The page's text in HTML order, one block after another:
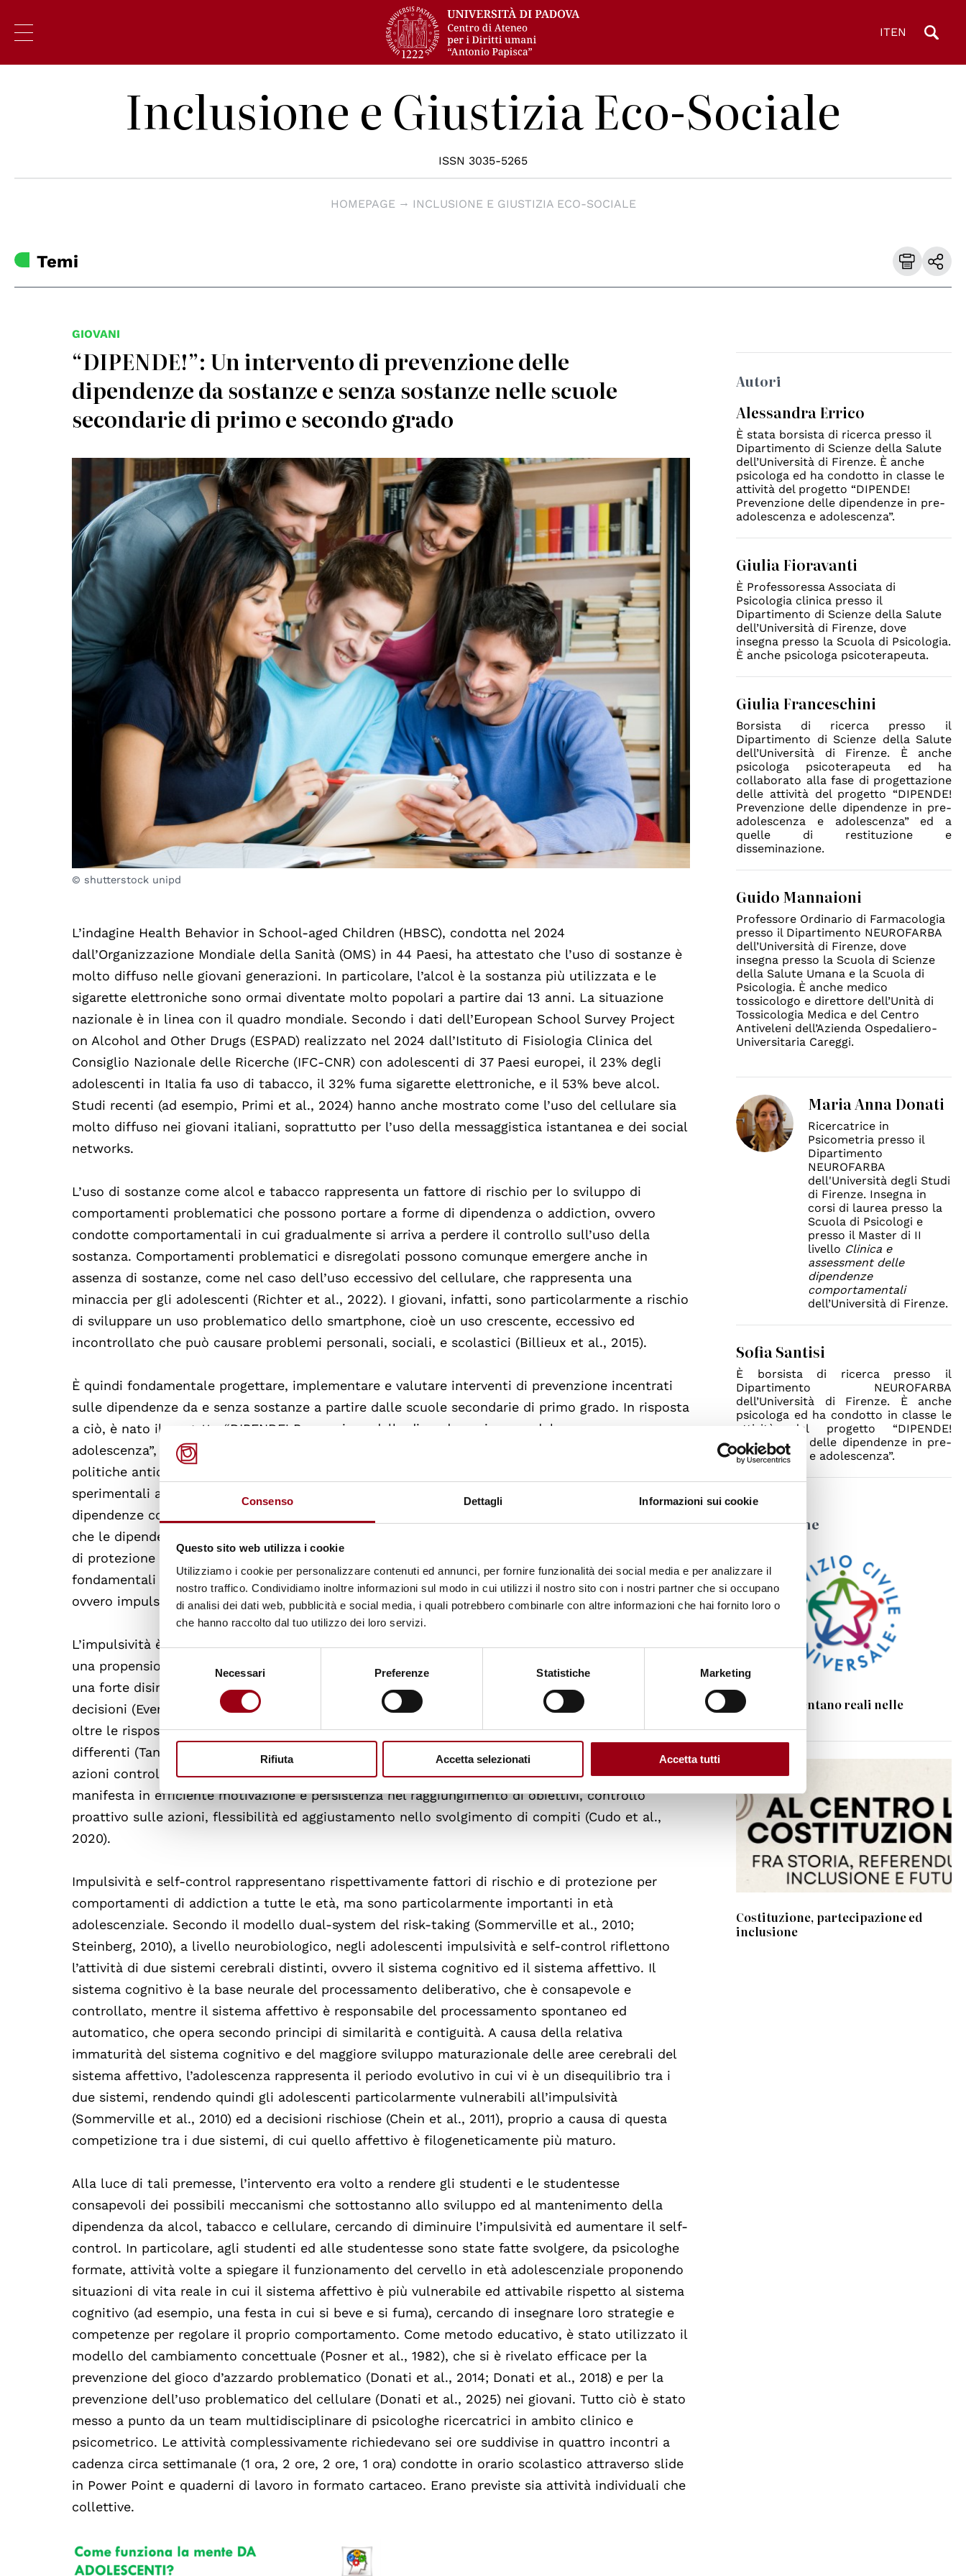
Consenso Dettagli Informazioni sui cookie
Questo sito web utilizza i cookie
Utilizziamo i cookie per personalizzare contenuti ed annunci, per fornire funzionalità dei social media e per analizzare il
nostro traffico. Condividiamo inoltre informazioni sul modo in cui utilizzi il nostro sito con i nostri partner che si occupano
di analisi dei dati web, pubblicità e social media, i quali potrebbero combinarle con altre informazioni che hai fornito loro o
che hanno raccolto dal tuo utilizzo dei loro servizi.
del
consenso
Necessari Preferenze Statistiche Marketing
Rifiuta Accetta selezionati Accetta tutti
ITEN
Inclusione e Giustizia Eco-Sociale
ISSN 3035-5265
HOMEPAGE INCLUSIONE E GIUSTIZIA ECO-SOCIALE
Temi
GIOVANI
“DIPENDE!”: Un intervento di prevenzione delle
dipendenze da sostanze e senza sostanze nelle scuole
secondarie di primo e secondo grado
© shutterstock unipd
L’indagine Health Behavior in School-aged Children (‎HBSC)‎, condotta nel 2024
dall’Organizzazione Mondiale della Sanità (OMS) in 44 Paesi, ha attestato che l’uso di sostanze è
molto diffuso nelle giovani generazioni. In particolare, l’alcol è la sostanza più utilizzata e le
sigarette elettroniche sono ormai diventate molto popolari a partire dai 13 anni. La situazione
nazionale è in linea con il quadro mondiale. Secondo i dati dell’European School Survey Project
on Alcohol and Other Drugs (ESPAD) realizzato nel 2024 dall’Istituto di Fisiologia Clinica del
Consiglio Nazionale delle Ricerche (IFC-CNR) con adolescenti di 37 Paesi europei, il 23% degli
adolescenti in Italia fa uso di tabacco, il 32% fuma sigarette elettroniche, e il 53% beve alcol.
Studi recenti (ad esempio, Primi et al., 2024) hanno anche mostrato come l’uso del cellulare sia
molto diffuso nei giovani italiani, soprattutto per l’uso della messaggistica istantanea e dei social
networks.
L’uso di sostanze come alcol e tabacco rappresenta un fattore di rischio per lo sviluppo di
comportamenti problematici che possono portare a forme di dipendenza o addiction, ovvero
condotte comportamentali in cui gradualmente si arriva a perdere il controllo sull’uso della
sostanza. Comportamenti problematici e disregolati possono comunque emergere anche in
assenza di sostanze, come nel caso dell’uso eccessivo del cellulare, che rappresenta una
minaccia per gli adolescenti (Richter et al., 2022). I giovani, infatti, sono particolarmente a rischio
di sviluppare un uso problematico dello smartphone, cioè un uso crescente, eccessivo ed
incontrollato che può causare problemi personali, sociali, e scolastici (Billieux et al., 2015).
È quindi fondamentale progettare, implementare e valutare interventi di prevenzione incentrati
sulle dipendenze da e senza sostanze a partire dalle scuole secondarie di primo grado. In risposta
a ciò, è nato il progetto “DIPENDE! Prevenzione delle dipendenze in pre-adolescenza e
adolescenza”, che nel 2023 è risultato vincitore dell’Avviso pubblico del Dipartimento per le
politiche antidroga della Presidenza del Consiglio dei Ministri per la selezione di progetti
sperimentali a valenza e impatto nazionale in materia di prevenzione e contrasto delle
dipendenze comportamentali e da sostanze nelle nuove generazioni. Partendo dal presupposto
che le dipendenze, sia da sostanze che non, sono caratterizzate da una serie di fattori di rischio e
di protezione comuni (Alavi et al., 2012), l’obiettivo di “DIPENDE!” era agire su due aspetti
fondamentali implicati nello sviluppo di comportamenti di addiction in età adolescenziale,
ovvero impulsività e self-control. Che cosa si intende per impulsività e self-control?
L’impulsività è un costrutto psicologico ampio che riflette vari comportamenti e processi, come
una propensione all’orientamento al presente, una diminuita capacità di ritardare le gratificazioni,
una forte disinibizione comportamentale, ed una deficitaria pianificazione e gestione delle
decisioni (Evenden, 1999). Per self-control si intende, invece, la capacità di modificare o andare
oltre le risposte istintive ed impulsive, astenendosi dal metterle in atto e riformulandole in esiti
differenti (Tangney et al., 2004), e la capacità di direzionare in modo consapevole le proprie
azioni controllando abitudini automatiche (Baumeister et al., 2007). Un elevato self-control si
manifesta in efficiente motivazione e persistenza nel raggiungimento di obiettivi, controllo
proattivo sulle azioni, flessibilità ed aggiustamento nello svolgimento di compiti (Cudo et al.,
2020).
Impulsività e self-control rappresentano rispettivamente fattori di rischio e di protezione per
comportamenti di addiction a tutte le età, ma sono particolarmente importanti in età
adolescenziale. Secondo il modello dual-system del risk-taking (Sommerville et al., 2010;
Steinberg, 2010), a livello neurobiologico, negli adolescenti impulsività e self-control riflettono
l’attività di due sistemi cerebrali distinti, ovvero il sistema cognitivo ed il sistema affettivo. Il
sistema cognitivo è la base neurale del processamento deliberativo, che è consapevole e
controllato, mentre il sistema affettivo è responsabile del processamento spontaneo ed
automatico, che opera secondo principi di similarità e contiguità. A causa della relativa
immaturità del sistema cognitivo e del maggiore sviluppo maturazionale delle aree cerebrali del
sistema affettivo, l’adolescenza rappresenta il periodo evolutivo in cui vi è un disequilibrio tra i
due sistemi, rendendo quindi gli adolescenti particolarmente vulnerabili all’impulsività
(Sommerville et al., 2010) ed a decisioni rischiose (Chein et al., 2011), proprio a causa di questa
competizione tra i due sistemi, di cui quello affettivo è filogeneticamente più maturo.
Alla luce di tali premesse, l’intervento era volto a rendere gli studenti e le studentesse
consapevoli dei possibili meccanismi che sottostanno allo sviluppo ed al mantenimento della
dipendenza da alcol, tabacco e cellulare, cercando di diminuire l’impulsività ed aumentare il self-
control. In particolare, agli studenti ed alle studentesse sono state fatte svolgere, da psicologhe
formate, attività volte a spiegare il funzionamento del cervello in età adolescenziale proponendo
situazioni di vita reale in cui il sistema affettivo è più vulnerabile ed attivabile rispetto al sistema
cognitivo (ad esempio, una festa in cui si beve e si fuma), cercando di insegnare loro strategie e
competenze per regolare il proprio comportamento. Come metodo educativo, è stato utilizzato il
modello del cambiamento concettuale (Posner et al., 1982), che si è rivelato efficace per la
prevenzione del gioco d’azzardo problematico (Donati et al., 2014; Donati et al., 2018) e per la
prevenzione dell’uso problematico del cellulare (Donati et al., 2025) nei giovani. Tutto ciò è stato
messo a punto da un team multidisciplinare di psicologhe ricercatrici in ambito clinico e
psicometrico. Le attività complessivamente richiedevano sei ore suddivise in quattro incontri a
cadenza circa settimanale (1 ora, 2 ore, 2 ore, 1 ora) condotte in orario scolastico attraverso slide
in Power Point e quaderni di lavoro in formato cartaceo. Erano previste sia attività individuali che
collettive.
Autori
Alessandra Errico
È stata borsista di ricerca presso il
Dipartimento di Scienze della Salute
dell’Università di Firenze. È anche
psicologa ed ha condotto in classe le
attività del progetto “DIPENDE!
Prevenzione delle dipendenze in pre-
adolescenza e adolescenza”.
Giulia Fioravanti
È Professoressa Associata di
Psicologia clinica presso il
Dipartimento di Scienze della Salute
dell’Università di Firenze, dove
insegna presso la Scuola di Psicologia.
È anche psicologa psicoterapeuta.
Giulia Franceschini
Borsista di ricerca presso il
Dipartimento di Scienze della Salute
dell’Università di Firenze. È anche
psicologa psicoterapeuta ed ha
collaborato alla fase di progettazione
delle attività del progetto “DIPENDE!
Prevenzione delle dipendenze in pre-
adolescenza e adolescenza” ed a
quelle di restituzione e
disseminazione.
Guido Mannaioni
Professore Ordinario di Farmacologia
presso il Dipartimento NEUROFARBA
dell’Università di Firenze, dove
insegna presso la Scuola di Scienze
della Salute Umana e la Scuola di
Psicologia. È anche medico
tossicologo e direttore dell’Unità di
Tossicologia Medica e del Centro
Antiveleni dell’Azienda Ospedaliero-
Universitaria Careggi.
Maria Anna Donati
Ricercatrice in
Psicometria presso il
Dipartimento
NEUROFARBA
dell'Università degli Studi
di Firenze. Insegna in
corsi di laurea presso la
Scuola di Psicologi e
presso il Master di II
livello Clinica e
assessment delle
dipendenze
comportamentali
dell’Università di Firenze.
Sofia Santisi
È borsista di ricerca presso il
Dipartimento NEUROFARBA
dell’Università di Firenze. È anche
psicologa ed ha condotto in classe le
attività del progetto “DIPENDE!
Prevenzione delle dipendenze in pre-
adolescenza e adolescenza”.
Leggi anche
I diritti diventano reali nelle
relazioni
Costituzione, partecipazione ed
inclusione